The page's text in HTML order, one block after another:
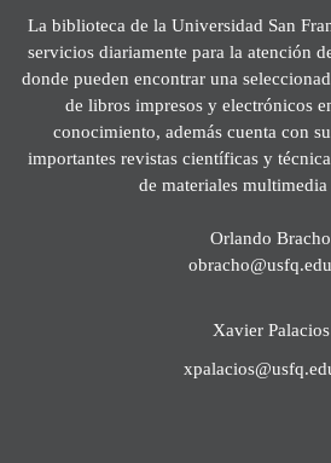
La biblioteca de la Universidad San
servicios diariamente para la atención
donde pueden encontrar una
de libros impresos y electrónicos
conocimiento, además cuenta con
importantes revistas científicas y
de materiales multimedia
Orlando Bracho
Xavier Palacios